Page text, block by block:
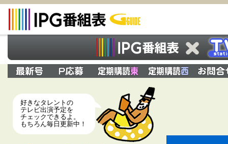
好きなタレントの
テレビ出演予定を
チェックできるよ。
もちろん毎日更新中！